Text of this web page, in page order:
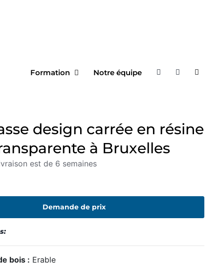
Formation Notre équipe
design carrée en résine
à Bruxelles
est de 6 semaines
Demande de prix
bois : Erable